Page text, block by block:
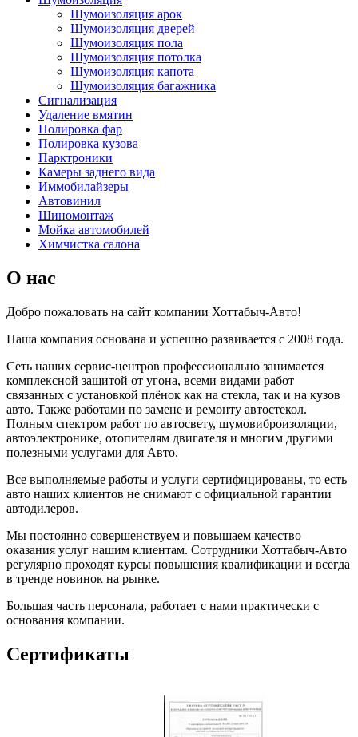
Шумоизоляция арок
Шумоизоляция дверей
Шумоизоляция пола
Шумоизоляция потолка
Шумоизоляция капота
Шумоизоляция багажника
Сигнализация
Удаление вмятин
Полировка фар
Полировка кузова
Парктроники
Камеры заднего вида
Иммобилайзеры
Автовинил
Шиномонтаж
Мойка автомобилей
Химчистка салона
О нас
Добро пожаловать на сайт компании Хоттабыч-Авто!
Наша компания основана и успешно развивается с 2008 года.
Сеть наших сервис-центров профессионально занимается
комплексной защитой от угона, всеми видами работ
связанных с установкой плёнок как на стекла, так и на кузов
авто. Также работами по замене и ремонту автостекол.
Полным спектром работ по автосвету, шумовиброизоляции,
автоэлектронике, отопителям двигателя и многим другими
полезными услугами для Авто.
Все выполняемые работы и услуги сертифицированы, то есть
авто наших клиентов не снимают с официальной гарантии
автодилеров.
Мы постоянно совершенствуем и повышаем качество
оказания услуг нашим клиентам. Сотрудники Хоттабыч-Авто
регулярно проходят курсы повышения квалификации и всегда
в тренде новинок на рынке.
Большая часть персонала, работает с нами практически с
основания компании.
Сертификаты